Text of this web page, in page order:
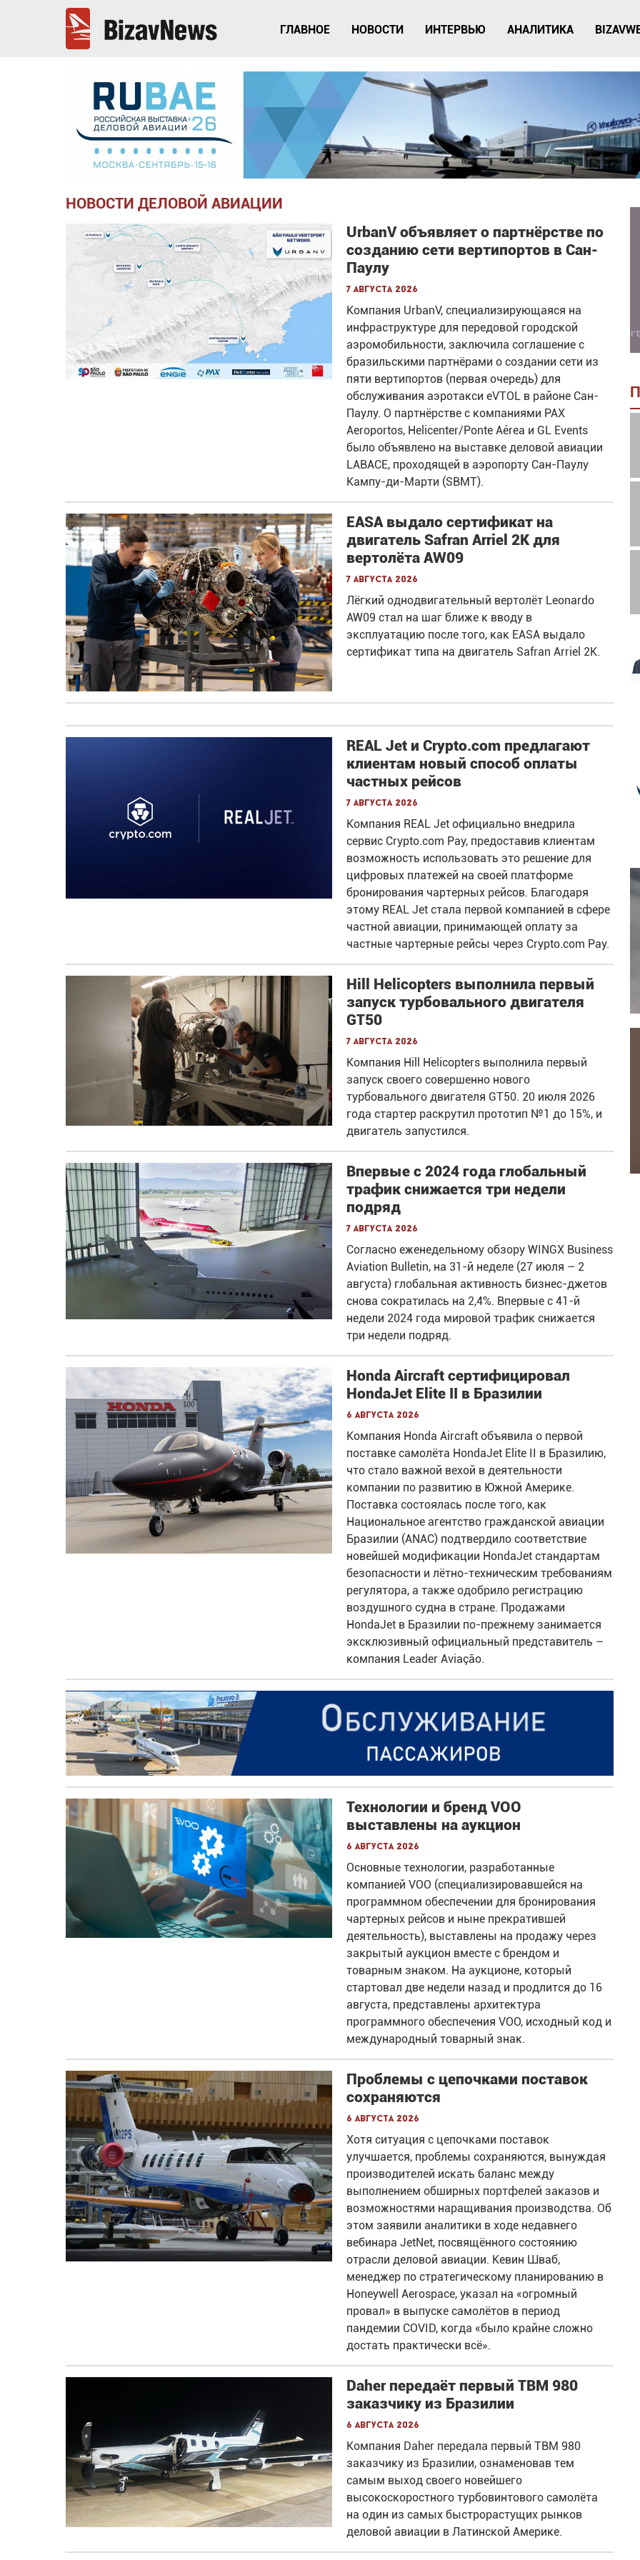
ГЛАВНОЕ НОВОСТИ ИНТЕРВЬЮ АНАЛИТИКА
НОВОСТИ ДЕЛОВОЙ АВИАЦИИ
UrbanV объявляет о партнёрстве по
созданию сети вертипортов в Сан-
Паулу
7 августа 2026
Компания UrbanV, специализирующаяся на
инфраструктуре для передовой городской
аэромобильности, заключила соглашение с
бразильскими партнёрами о создании сети из
пяти вертипортов (первая очередь) для
обслуживания аэротакси eVTOL в районе Сан-
Паулу. О партнёрстве с компаниями PAX
Aeroportos, Helicenter/Ponte Aérea и GL Events
было объявлено на выставке деловой авиации
LABACE, проходящей в аэропорту Сан-Паулу
Кампу-ди-Марти (SBMT).
EASA выдало сертификат на
двигатель Safran Arriel 2K для
вертолёта AW09
7 августа 2026
Лёгкий однодвигательный вертолёт Leonardo
AW09 стал на шаг ближе к вводу в
эксплуатацию после того, как EASA выдало
сертификат типа на двигатель Safran Arriel 2K.
REAL Jet и Crypto.com предлагают
клиентам новый способ оплаты
частных рейсов
7 августа 2026
Компания REAL Jet официально внедрила
сервис Crypto.com Pay, предоставив клиентам
возможность использовать это решение для
цифровых платежей на своей платформе
бронирования чартерных рейсов. Благодаря
этому REAL Jet стала первой компанией в сфере
частной авиации, принимающей оплату за
частные чартерные рейсы через Crypto.com Pay.
Hill Helicopters выполнила первый
запуск турбовального двигателя
GT50
7 августа 2026
Компания Hill Helicopters выполнила первый
запуск своего совершенно нового
турбовального двигателя GT50. 20 июля 2026
года стартер раскрутил прототип №1 до 15%, и
двигатель запустился.
Впервые с 2024 года глобальный
трафик снижается три недели
подряд
7 августа 2026
Согласно еженедельному обзору WINGX Business
Aviation Bulletin, на 31-й неделе (27 июля – 2
августа) глобальная активность бизнес-джетов
снова сократилась на 2,4%. Впервые с 41-й
недели 2024 года мировой трафик снижается
три недели подряд.
Honda Aircraft сертифицировал
HondaJet Elite II в Бразилии
6 августа 2026
Компания Honda Aircraft объявила о первой
поставке самолёта HondaJet Elite II в Бразилию,
что стало важной вехой в деятельности
компании по развитию в Южной Америке.
Поставка состоялась после того, как
Национальное агентство гражданской авиации
Бразилии (ANAC) подтвердило соответствие
новейшей модификации HondaJet стандартам
безопасности и лётно-техническим требованиям
регулятора, а также одобрило регистрацию
воздушного судна в стране. Продажами
HondaJet в Бразилии по-прежнему занимается
эксклюзивный официальный представитель –
компания Leader Aviação.
Технологии и бренд VOO
выставлены на аукцион
6 августа 2026
Основные технологии, разработанные
компанией VOO (специализировавшейся на
программном обеспечении для бронирования
чартерных рейсов и ныне прекратившей
деятельность), выставлены на продажу через
закрытый аукцион вместе с брендом и
товарным знаком. На аукционе, который
стартовал две недели назад и продлится до 16
августа, представлены архитектура
программного обеспечения VOO, исходный код и
международный товарный знак.
Проблемы с цепочками поставок
сохраняются
6 августа 2026
Хотя ситуация с цепочками поставок
улучшается, проблемы сохраняются, вынуждая
производителей искать баланс между
выполнением обширных портфелей заказов и
возможностями наращивания производства. Об
этом заявили аналитики в ходе недавнего
вебинара JetNet, посвящённого состоянию
отрасли деловой авиации. Кевин Шваб,
менеджер по стратегическому планированию в
Honeywell Aerospace, указал на «огромный
провал» в выпуске самолётов в период
пандемии COVID, когда «было крайне сложно
достать практически всё».
Daher передаёт первый TBM 980
заказчику из Бразилии
6 августа 2026
Компания Daher передала первый TBM 980
заказчику из Бразилии, ознаменовав тем
самым выход своего новейшего
высокоскоростного турбовинтового самолёта
на один из самых быстрорастущих рынков
деловой авиации в Латинской Америке.